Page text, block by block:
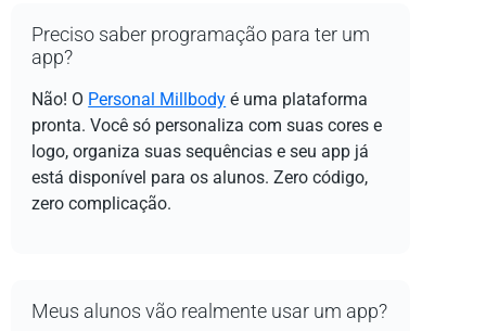
Preciso saber programação para ter um
app?
Não! O Personal Millbody é uma plataforma
pronta. Você só personaliza com suas cores e
logo, organiza suas sequências e seu app já
está disponível para os alunos. Zero código,
zero complicação.
Meus alunos vão realmente usar um app?